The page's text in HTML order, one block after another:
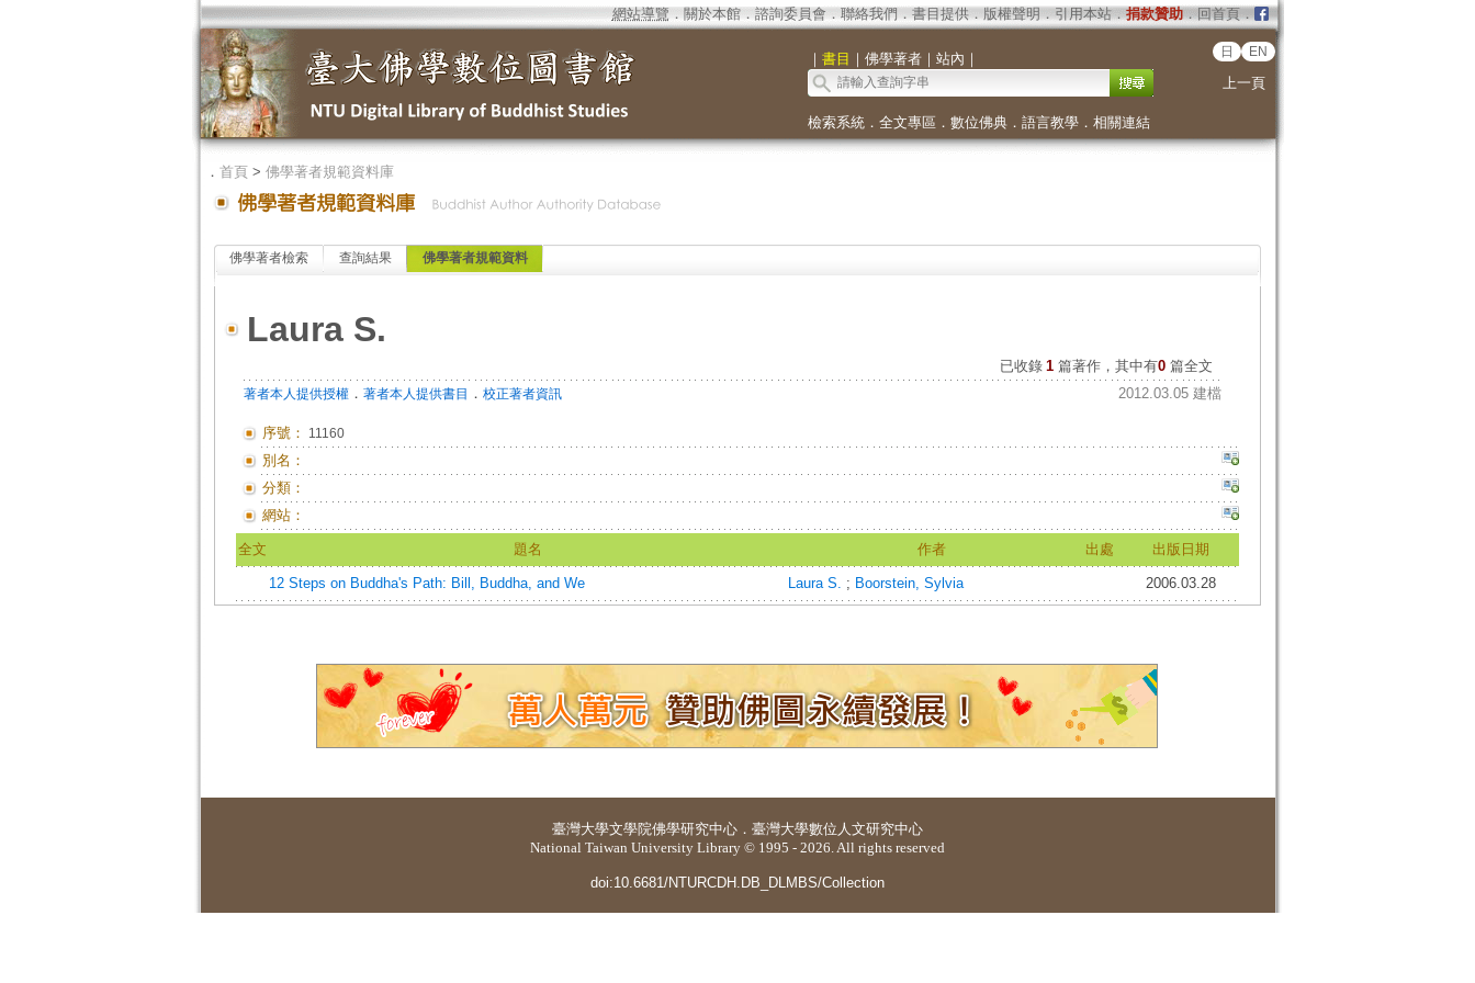
網站導覽 ． 關於本館． 諮詢委員會． 聯絡我們 ． 書目提供． 版權聲明 ． 引用本站． 捐款贊助．回首頁．
｜ 書目 ｜ 佛學著者｜ 站內 ｜ 日 EN
上一頁
檢索系統． 全文專區 ． 數位佛典． 語言教學． 相關連結
． 首頁> 佛學著者規範資料庫
佛學著者檢索 查詢結果 佛學著者規範資料
Laura S.
已收錄 1 篇著作，其中有0篇全文
著者本人提供授權． 著者本人提供書目 ． 校正著者資訊 2012.03.05 建檔
序號： 11160
別名：
分類：
網站：
全文 題名 作者 出處 出版日期
12 Steps on Buddha's Path: Bill, Buddha, and We Laura S. ; Boorstein, Sylvia 2006.03.28
臺灣大學文學院佛學研究中心 ． 臺灣大學數位人文研究中心
National Taiwan University Library © 1995 - 2026. All rights reserved
doi:10.6681/NTURCDH.DB_DLMBS/Collection